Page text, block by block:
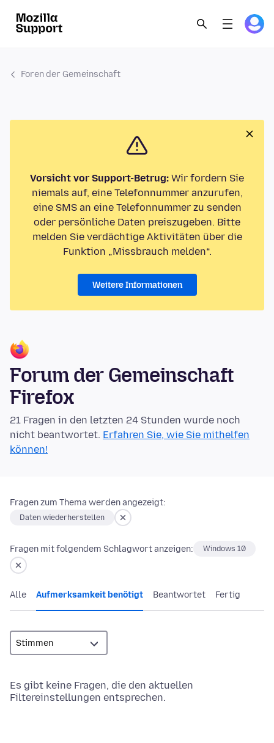
Foren der Gemeinschaft
Vorsicht vor Support-Betrug: Wir fordern Sie
niemals auf, eine Telefonnummer anzurufen,
eine SMS an eine Telefonnummer zu senden
oder persönliche Daten preiszugeben. Bitte
melden Sie verdächtige Aktivitäten über die
Funktion „Missbrauch melden“.
Weitere Informationen
Forum der Gemeinschaft
Firefox
21 Fragen in den letzten 24 Stunden wurde noch
nicht beantwortet. Erfahren Sie, wie Sie mithelfen
können!
Fragen zum Thema werden angezeigt:
Daten wiederherstellen
Fragen mit folgendem Schlagwort anzeigen: Windows 10
Alle Aufmerksamkeit benötigt Beantwortet Fertig
Es gibt keine Fragen, die den aktuellen
Filtereinstellungen entsprechen.